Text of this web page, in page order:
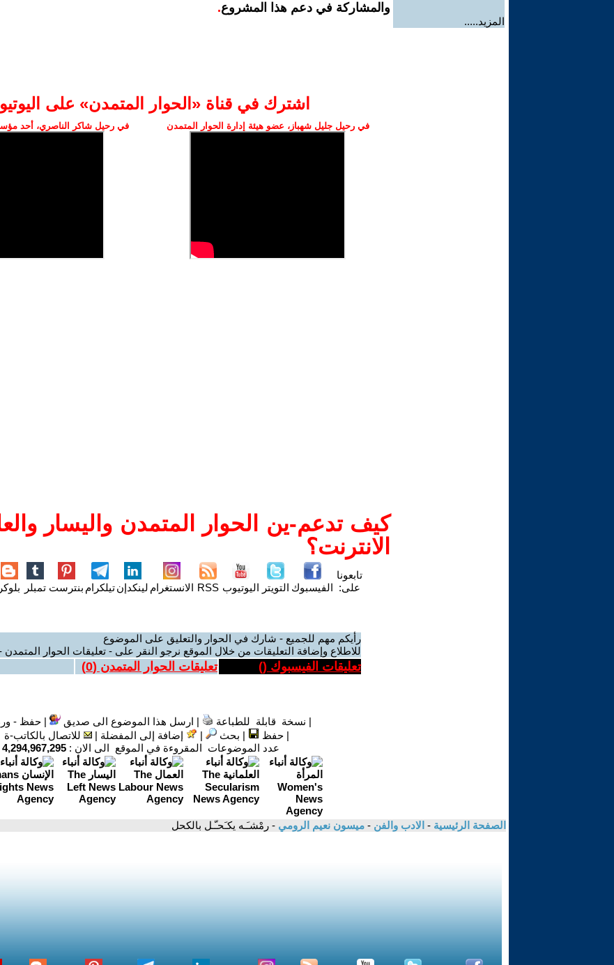
المزيد.....
والمشاركة في دعم هذا المشروع.
اشترك في قناة ‫«الحوار المتمدن» على
في رحيل جليل شهباز، عضو هيئة إدارة الحوار المتمدن في رحيل شاكر الناصري، أحد
كيف تدعم-ين الحوار المتمدن واليسار
الانترنت؟
تابعونا
على: الفيسبوك التويتر اليوتيوب RSS الانستغرام لينكدإنتيلكرام بنترست تمبلر بلوكر
رأيكم مهم للجميع - شارك في الحوار والتعليق على الموضوع
للاطلاع وإضافة التعليقات من خلال الموقع نرجو النقر على - تعليقات الحوار المتمدن
تعليقات الفيسبوك () تعليقات الحوار المتمدن (0
)
| نسخة قابلة للطباعة | ارسل هذا الموضوع الى صديق |حفظ -
|حفظ | بحث | إضافة إلى المفضلة |
للاتصال بالكاتب-ة
عدد الموضوعات المقروءة في الموقع الى الان : 4,294,967,295
الصفحة الرئيسية - الادب والفن - ميسون نعيم الرومي - رمْشـَـه يكـَحـّـل بالكحل